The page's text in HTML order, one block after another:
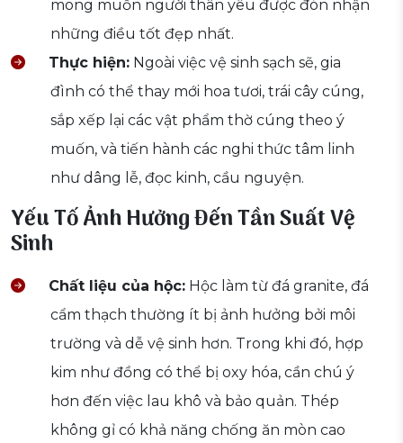
mong muốn người thân yêu được đón nhận
những điều tốt đẹp nhất.
Thực hiện: Ngoài việc vệ sinh sạch sẽ, gia
đình có thể thay mới hoa tươi, trái cây cúng,
sắp xếp lại các vật phẩm thờ cúng theo ý
muốn, và tiến hành các nghi thức tâm linh
như dâng lễ, đọc kinh, cầu nguyện.
Yếu Tố Ảnh Hưởng Đến Tần Suất Vệ
Sinh
Chất liệu của hộc: Hộc làm từ đá granite, đá
cẩm thạch thường ít bị ảnh hưởng bởi môi
trường và dễ vệ sinh hơn. Trong khi đó, hợp
kim như đồng có thể bị oxy hóa, cần chú ý
hơn đến việc lau khô và bảo quản. Thép
không gỉ có khả năng chống ăn mòn cao